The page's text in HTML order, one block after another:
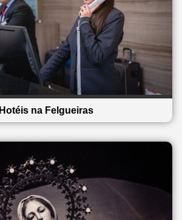
Hotéis na Felgueiras